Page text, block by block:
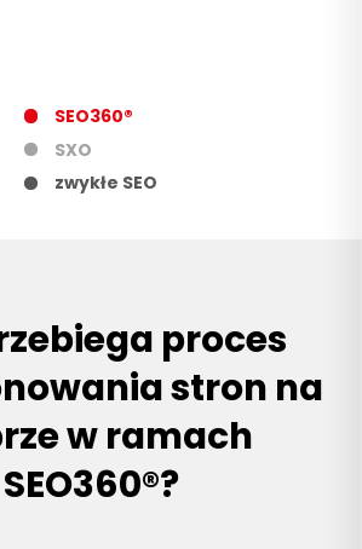
SEO360®
SXO
zwykłe SEO
proces
stron na
w ramach
SEO360®?